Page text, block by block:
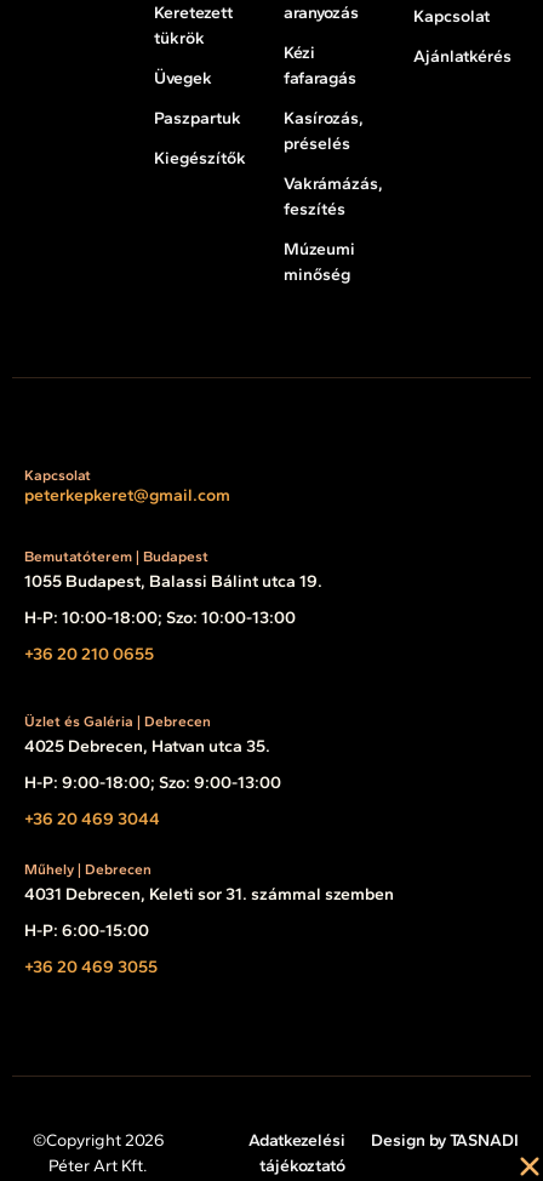
Keretezett
tükrök
Üvegek
Paszpartuk
Kiegészítők
aranyozás
Kézi
fafaragás
Kasírozás,
préselés
Vakrámázás,
feszítés
Múzeumi
minőség
Kapcsolat
Ajánlatkérés
Kapcsolat
peterkepkeret@gmail.com
Bemutatóterem | Budapest
1055 Budapest, Balassi Bálint utca 19.
H-P: 10:00-18:00; Szo: 10:00-13:00
+36 20 210 0655
Üzlet és Galéria | Debrecen
4025 Debrecen, Hatvan utca 35.
H-P: 9:00-18:00; Szo: 9:00-13:00
+36 20 469 3044
Műhely | Debrecen
4031 Debrecen, Keleti sor 31. számmal szemben
H-P: 6:00-15:00
+36 20 469 3055
©Copyright 2026
Péter Art Kft.
Adatkezelési
tájékoztató
Design by TASNADI